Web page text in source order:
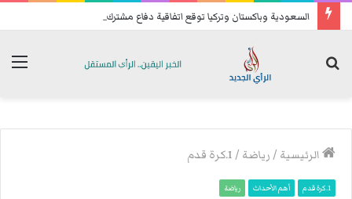
السعودية وباكستان وتركيا توقع اتفاقية دفاع مشترك
الرئيسية /رياضة /1.كرة قدم
1.كرة قدم أهم الأحداث رياضة